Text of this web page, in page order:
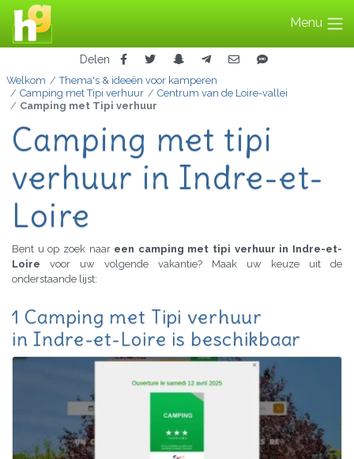
Menu
Delen
Welkom
Thema's & ideeën voor kamperen
Camping met Tipi verhuur
Centrum van de Loire-vallei
Camping met Tipi verhuur
Camping met tipi
verhuur in Indre-et-
Loire
Bent u op zoek naar een camping met tipi verhuur in Indre-et-
Loire voor uw volgende vakantie? Maak uw keuze uit de
onderstaande lijst:
1 Camping met Tipi verhuur
in Indre-et-Loire is beschikbaar